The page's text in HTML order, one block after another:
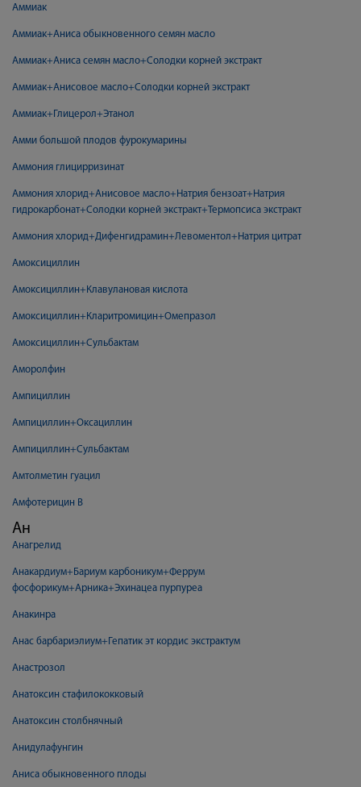
Аммиак
Аммиак+Аниса обыкновенного семян масло
Аммиак+Аниса семян масло+Солодки корней экстракт
Аммиак+Анисовое масло+Солодки корней экстракт
Аммиак+Глицерол+Этанол
Амми большой плодов фурокумарины
Аммония глицирризинат
Аммония хлорид+Анисовое масло+Натрия бензоат+Натрия
гидрокарбонат+Солодки корней экстракт+Термопсиса экстракт
Аммония хлорид+Дифенгидрамин+Левоментол+Натрия цитрат
Амоксициллин
Амоксициллин+Клавулановая кислота
Амоксициллин+Кларитромицин+Омепразол
Амоксициллин+Сульбактам
Аморолфин
Ампициллин
Ампициллин+Оксациллин
Ампициллин+Сульбактам
Амтолметин гуацил
Амфотерицин В
Ан
Анагрелид
Анакардиум+Бариум карбоникум+Феррум
фосфорикум+Арника+Эхинацеа пурпуреа
Анакинра
Анас барбариэлиум+Гепатик эт кордис экстрактум
Анастрозол
Анатоксин стафилококковый
Анатоксин столбнячный
Анидулафунгин
Аниса обыкновенного плоды